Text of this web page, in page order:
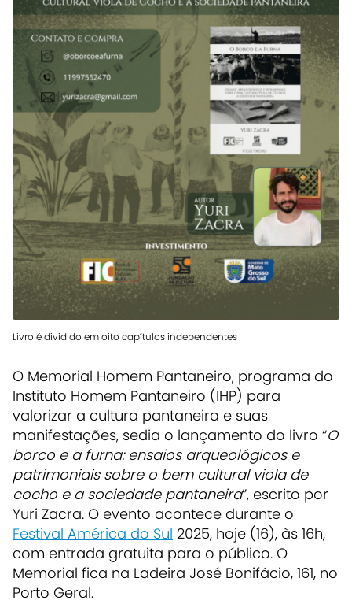
Livro é dividido em oito capítulos independentes
O Memorial Homem Pantaneiro, programa do
Instituto Homem Pantaneiro (IHP) para
valorizar a cultura pantaneira e suas
manifestações, sedia o lançamento do livro “O
borco e a furna: ensaios arqueológicos e
patrimoniais sobre o bem cultural viola de
cocho e a sociedade pantaneira”, escrito por
Yuri Zacra. O evento acontece durante o
Festival América do Sul 2025, hoje (16), às 16h,
com entrada gratuita para o público. O
Memorial fica na Ladeira José Bonifácio, 161, no
Porto Geral.